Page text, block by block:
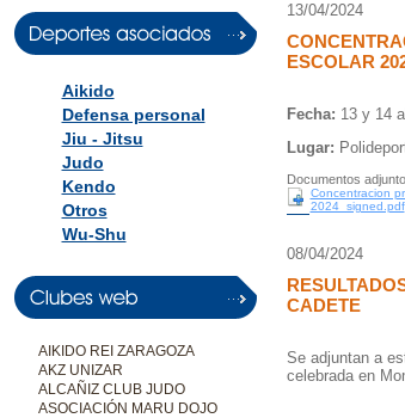
Aikido
Defensa personal
Jiu - Jitsu
Judo
Kendo
Otros
Wu-Shu
AIKIDO REI ZARAGOZA
AKZ UNIZAR
ALCAÑIZ CLUB JUDO
ASOCIACIÓN MARU DOJO
13/04/2024
ESCOLAR
Fecha: 13 y 14
Lugar:
Documentos
Concentracion
2024_signed.pdf
08/04/2024
CADETE
Se adjuntan a
celebrada en